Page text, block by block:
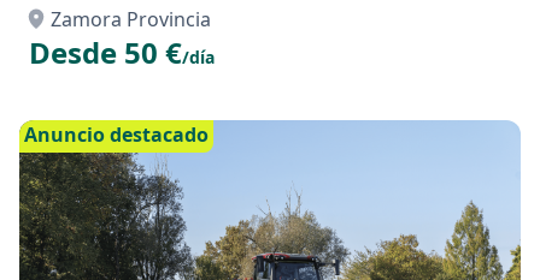
Zamora Provincia
Desde 50 €/día
Anuncio destacado